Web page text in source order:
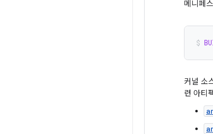
메니페
커널 소
련 아티